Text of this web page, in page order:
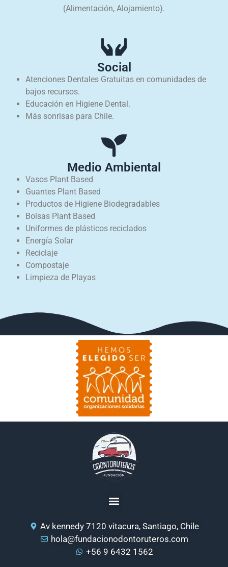
(Alimentación, Alojamiento).
Social
Atenciones Dentales Gratuitas en comunidades de
bajos recursos.
Educación en Higiene Dental.
Más sonrisas para Chile.
Medio Ambiental
Vasos Plant Based
Guantes Plant Based
Productos de Higiene Biodegradables
Bolsas Plant Based
Uniformes de plásticos reciclados
Energía Solar
Reciclaje
Compostaje
Limpieza de Playas
Av kennedy 7120 vitacura, Santiago, Chile
hola@fundacionodontoruteros.com
+56 9 6432 1562